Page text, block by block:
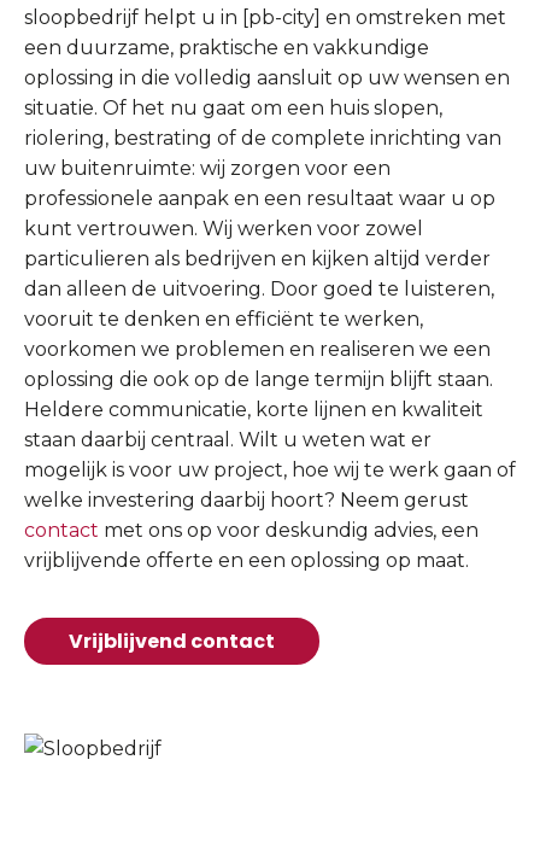
sloopbedrijf helpt u in [pb-city] en omstreken met
een duurzame, praktische en vakkundige
oplossing in die volledig aansluit op uw wensen en
situatie. Of het nu gaat om een huis slopen,
riolering, bestrating of de complete inrichting van
uw buitenruimte: wij zorgen voor een
professionele aanpak en een resultaat waar u op
kunt vertrouwen. Wij werken voor zowel
particulieren als bedrijven en kijken altijd verder
dan alleen de uitvoering. Door goed te luisteren,
vooruit te denken en efficiënt te werken,
voorkomen we problemen en realiseren we een
oplossing die ook op de lange termijn blijft staan.
Heldere communicatie, korte lijnen en kwaliteit
staan daarbij centraal. Wilt u weten wat er
mogelijk is voor uw project, hoe wij te werk gaan of
welke investering daarbij hoort? Neem gerust
contact met ons op voor deskundig advies, een
vrijblijvende offerte en een oplossing op maat.
Vrijblijvend contact